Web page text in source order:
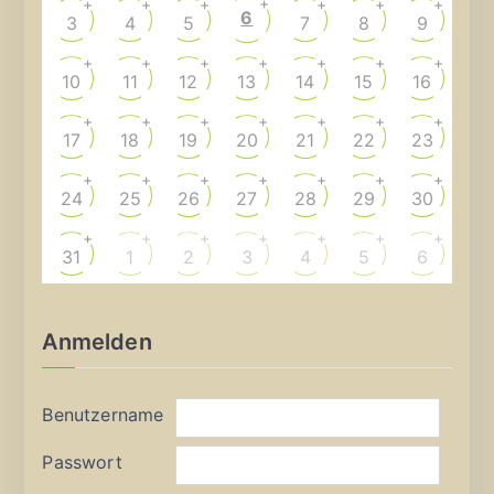
3
+
4
+
5
+
6 7
+
8
+
9
+
10
+
11
+
12
+
13
+
14
+
15
+
16
+
17
+
18
+
19
+
20
+
21
+
22
+
23
+
24
+
25
+
26
+
27
+
28
+
29
+
30
+
31
+
1
+
2
+
3
+
4
+
5
+
6
+
Anmelden
Benutzername
Passwort